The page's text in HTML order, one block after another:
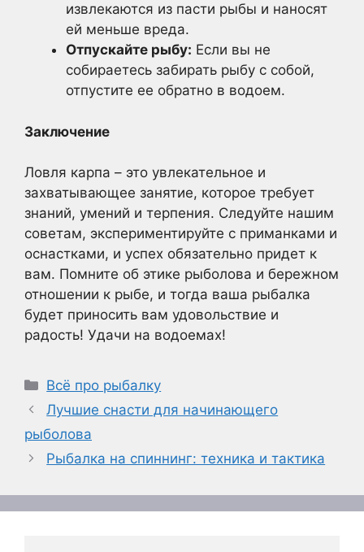
извлекаются из пасти рыбы и наносят
ей меньше вреда.
Отпускайте рыбу: Если вы не
собираетесь забирать рыбу с собой,
отпустите ее обратно в водоем.
Заключение
Ловля карпа – это увлекательное и
захватывающее занятие, которое требует
знаний, умений и терпения. Следуйте нашим
советам, экспериментируйте с приманками и
оснастками, и успех обязательно придет к
вам. Помните об этике рыболова и бережном
отношении к рыбе, и тогда ваша рыбалка
будет приносить вам удовольствие и
радость! Удачи на водоемах!
Рубрики
Всё про рыбалку
Лучшие снасти для начинающего
рыболова
Рыбалка на спиннинг: техника и тактика